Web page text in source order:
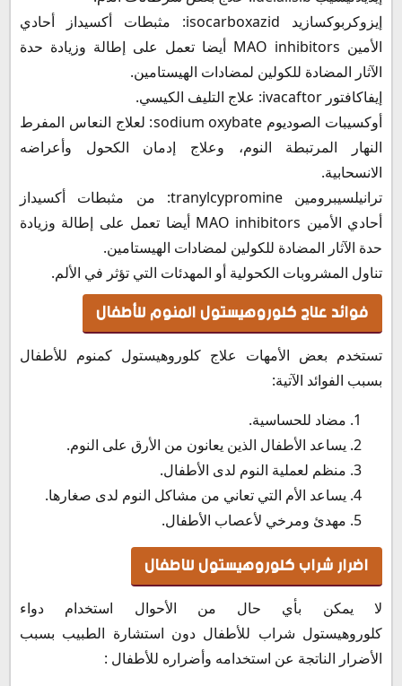
إيزوكربوكسازيد isocarboxazid: مثبطات أكسيداز أحادي
الأمين MAO inhibitors أيضا تعمل على إطالة وزيادة حدة
الآثار المضادة للكولين لمضادات الهيستامين.
إيفاكافتور ivacaftor: علاج التليف الكيسي.
أوكسيبات الصوديوم sodium oxybate: لعلاج النعاس المفرط
النهار المرتبطة النوم، وعلاج إدمان الكحول وأعراضه
الانسحابية.
ترانيلسيبرومين tranylcypromine: من مثبطات أكسيداز
أحادي الأمين MAO inhibitors أيضا تعمل على إطالة وزيادة
حدة الآثار المضادة للكولين لمضادات الهيستامين.
تناول المشروبات الكحولية أو المهدئات التي تؤثر في الألم.
فوائد علاج كلوروهيستول المنوم للأطفال
تستخدم بعض الأمهات علاج كلوروهيستول كمنوم للأطفال
بسبب الفوائد الآتية:
مضاد للحساسية.
يساعد الأطفال الذين يعانون من الأرق على النوم.
منظم لعملية النوم لدى الأطفال.
يساعد الأم التي تعاني من مشاكل النوم لدى صغارها.
مهدئ ومرخي لأعصاب الأطفال.
اضرار شراب كلوروهيستول للاطفال
لا يمكن بأي حال من الأحوال استخدام دواء
كلوروهيستول شراب للأطفال دون استشارة الطبيب بسبب
الأضرار الناتجة عن استخدامه وأضراره للأطفال :